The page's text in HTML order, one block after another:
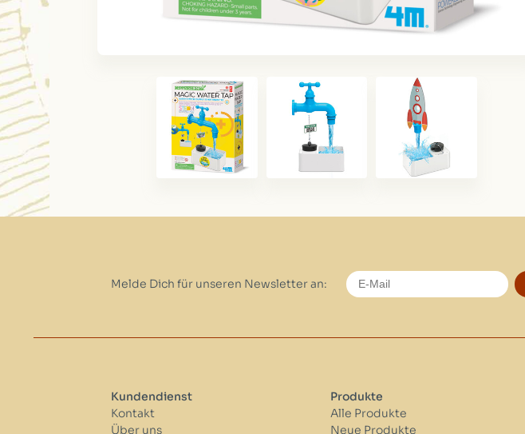
Melde Dich für unseren Newsletter an:
Kundendienst
Kontakt
Über uns
Produkte
Alle Produkte
Neue Produkte